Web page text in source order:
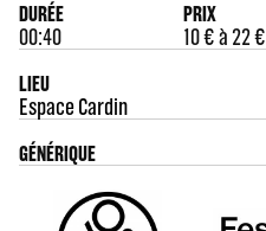
DURÉE
00:40
PRIX
10 € à 22 €
LIEU
Espace Cardin
GÉNÉRIQUE